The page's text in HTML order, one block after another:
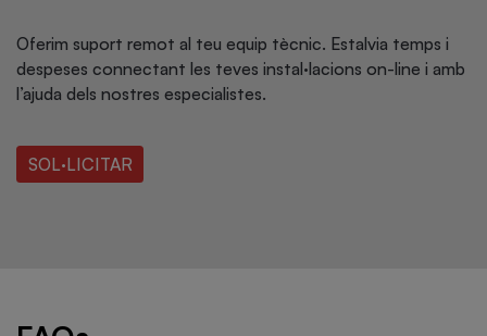
Oferim suport remot al teu equip tècnic. Estalvia temps i
despeses connectant les teves instal·lacions on-line i amb
l’ajuda dels nostres especialistes.
SOL·LICITAR